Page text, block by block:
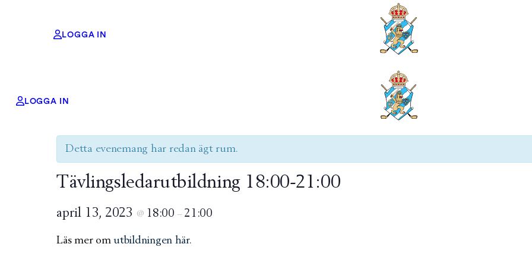
LOGGA IN
LOGGA IN
Detta evenemang har redan ägt rum.
Tävlingsledarutbildning 18:00-21:00
april 13, 2023 @ 18:00 – 21:00
Läs mer omutbildningen här.